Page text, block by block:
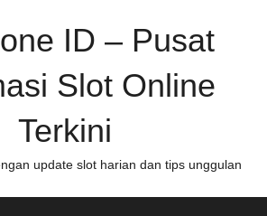
ID – Pusat
Slot Online
Terkini
update slot harian dan tips unggulan